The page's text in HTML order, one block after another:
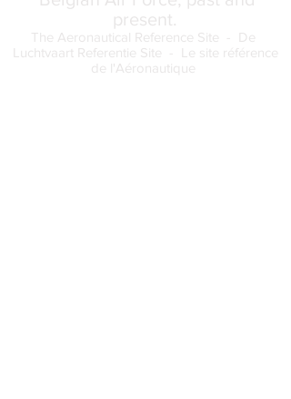
present.
The Aeronautical Reference Site -
De
Luchtvaart Referentie Site -
Le site référence
de l'Aéronautique